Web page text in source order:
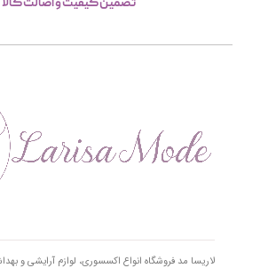
لاریسا مد فروشگاه انواع اکسسوری، لوازم آرایشی و